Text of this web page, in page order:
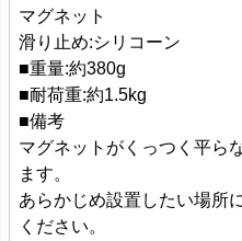
マグネット
滑り止め:シリコーン
■重量:約380g
■耐荷重:約1.5kg
■備考
マグネットがくっつく平ら
ます。
あらかじめ設置したい場所
ください。